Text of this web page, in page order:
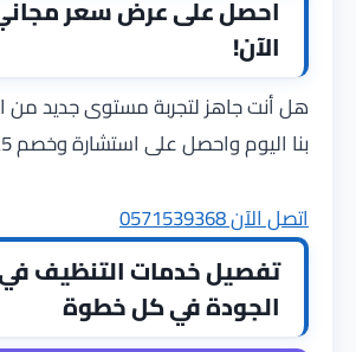
احصل على عرض سعر
الآن!
هل أنت جاهز لتجربة مستوى جديد من
بنا اليوم واحصل على استشارة وخصم 25% لطلبك الأول.
اتصل الآن 0571539368
تفصيل خدمات التنظيف
الجودة في كل خطوة